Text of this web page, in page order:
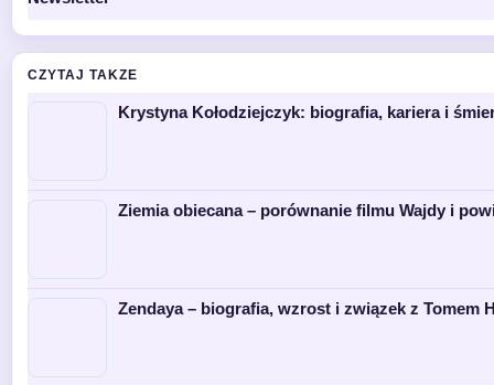
CZYTAJ TAKZE
Krystyna Kołodziejczyk: biografia, kariera i
Ziemia obiecana – porównanie filmu Wajdy i
Zendaya – biografia, wzrost i związek z Tomem